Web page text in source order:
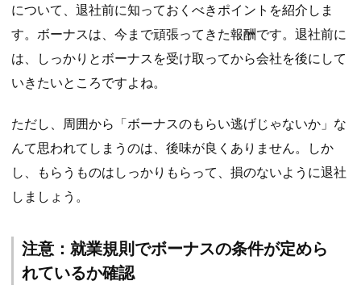
について、退社前に知っておくべきポイントを紹介しま
す。ボーナスは、今まで頑張ってきた報酬です。退社前に
は、しっかりとボーナスを受け取ってから会社を後にして
いきたいところですよね。
ただし、周囲から「ボーナスのもらい逃げじゃないか」な
んて思われてしまうのは、後味が良くありません。しか
し、もらうものはしっかりもらって、損のないように退社
しましょう。
注意：就業規則でボーナスの条件が定めら
れているか確認